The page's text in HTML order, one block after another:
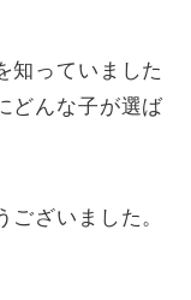
知っていました
どんな子が選ば
ざいました。